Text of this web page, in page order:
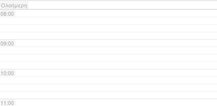
Ολοήμερη
08:00
09:00
10:00
11:00